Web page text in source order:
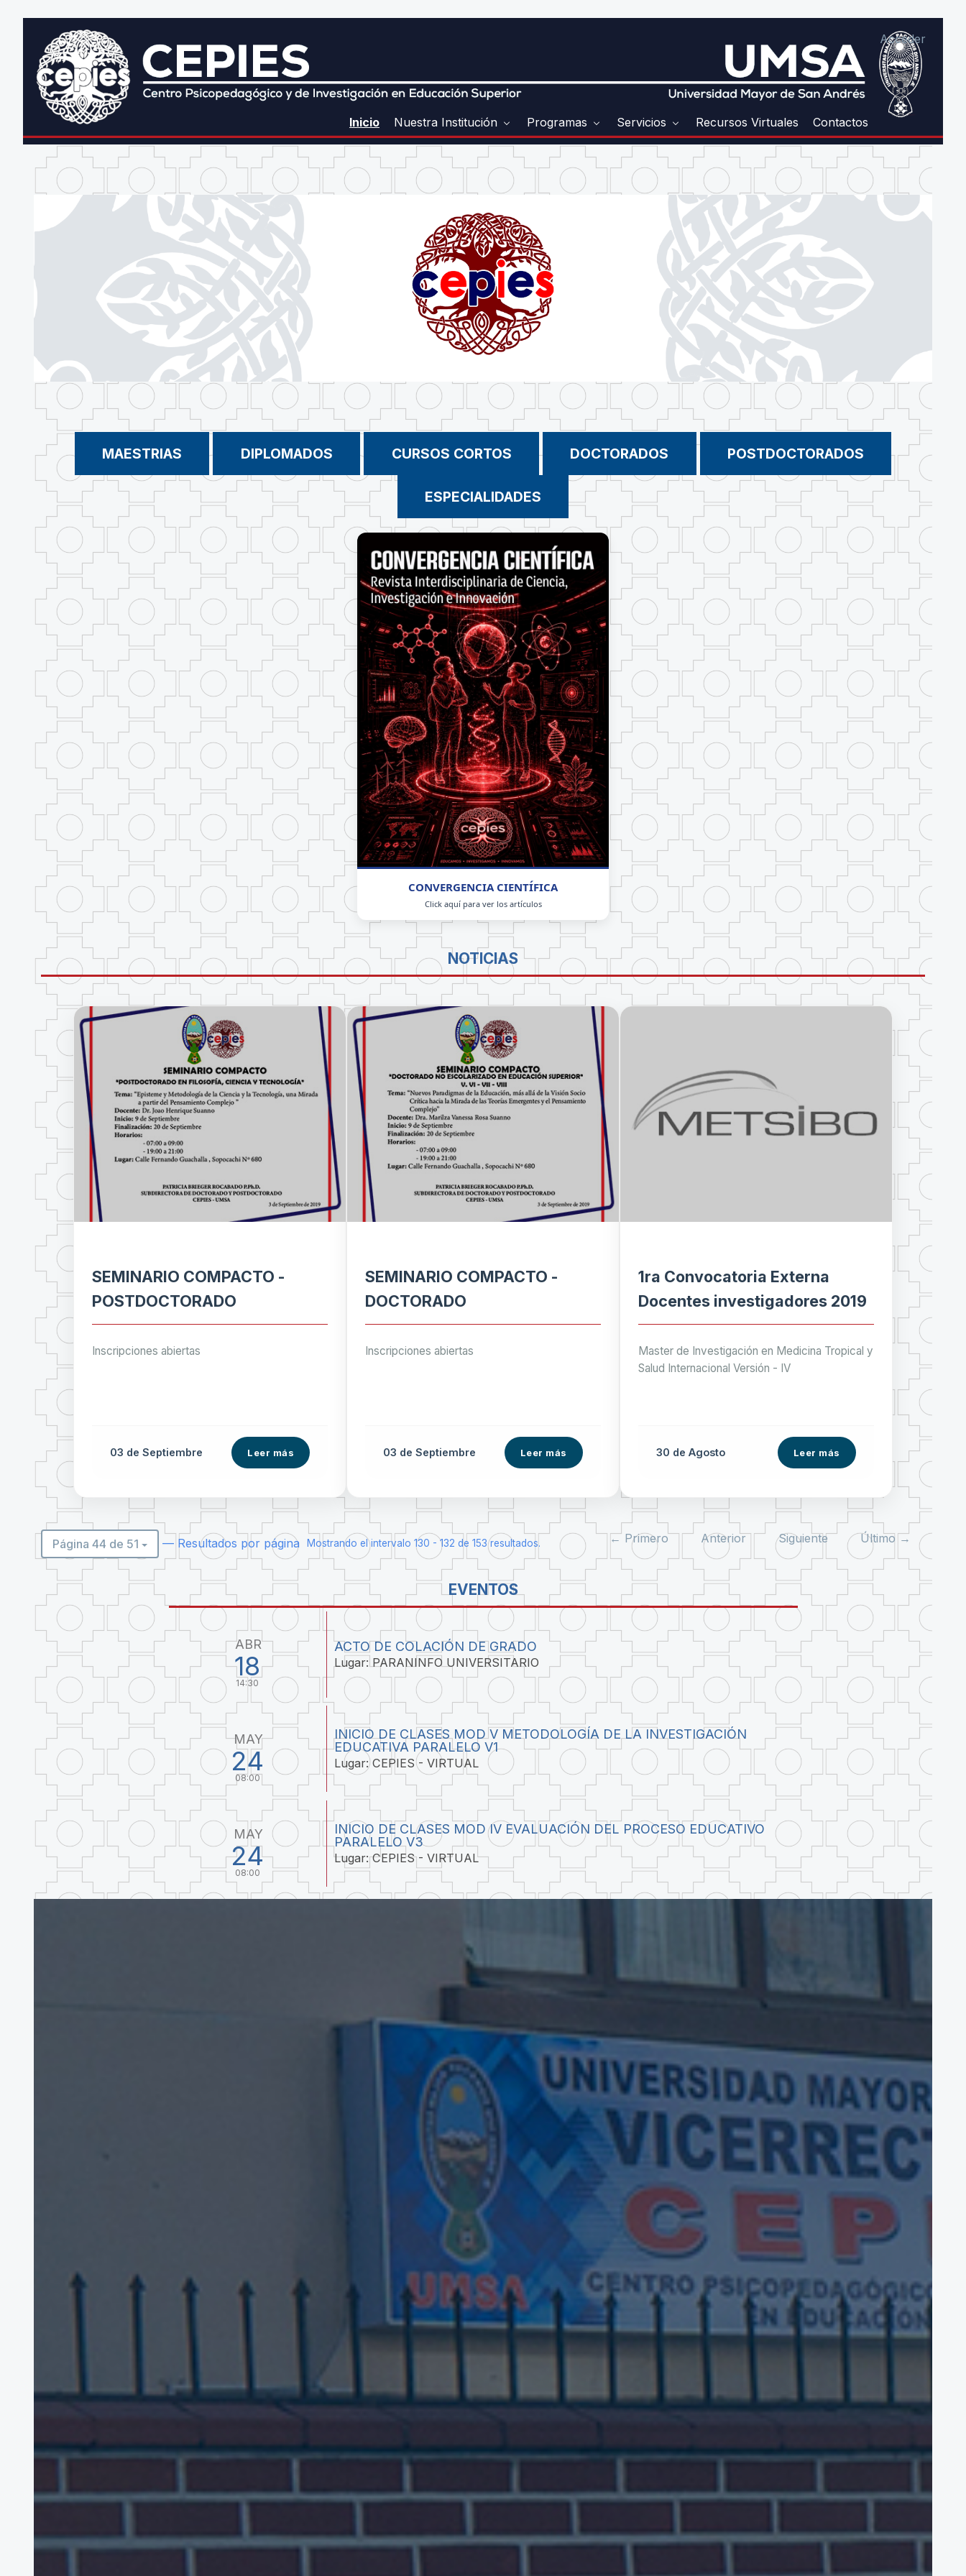
Acceder
Inicio Nuestra Institución Programas Servicios Recursos Virtuales Contactos
MAESTRIAS DIPLOMADOS CURSOS CORTOS DOCTORADOS POSTDOCTORADOS
ESPECIALIDADES
CONVERGENCIA CIENTÍFICA
Click aquí para ver los artículos
NOTICIAS
SEMINARIO COMPACTO -
POSTDOCTORADO
Inscripciones abiertas
03 deSeptiembre Leer más
SEMINARIO COMPACTO -
DOCTORADO
Inscripciones abiertas
03 deSeptiembre Leer más
1ra Convocatoria Externa
Docentes investigadores 2019
Master de Investigación en Medicina Tropical y
Salud Internacional Versión - IV
30 de Agosto Leer más
Página 44 de 51 — Resultados por página Mostrando el intervalo 130 - 132 de 153 resultados. ← Primero Anterior Siguiente Último →
EVENTOS
ABR
18
14:30
ACTO DE COLACIÓN DE GRADO
Lugar: PARANINFO UNIVERSITARIO
MAY
24
08:00
INICIO DE CLASES MOD V METODOLOGÍA DE LA INVESTIGACIÓN
EDUCATIVA PARALELO V1
Lugar: CEPIES - VIRTUAL
MAY
24
08:00
INICIO DE CLASES MOD IV EVALUACIÓN DEL PROCESO EDUCATIVO
PARALELO V3
Lugar: CEPIES - VIRTUAL